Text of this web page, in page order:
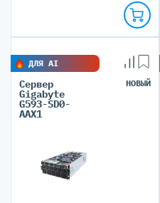
ДЛЯ AI
Сервер
Gigabyte
G593-SD0-
AAX1
НОВЫЙ